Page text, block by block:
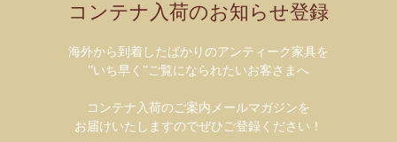
コンテナ入荷のお知らせ登録
海外から到着したばかりのアンティーク家具を
”いち早く”ご覧になられたいお客さまへ
コンテナ入荷のご案内メールマガジンを
お届けいたしますのでぜひご登録ください！